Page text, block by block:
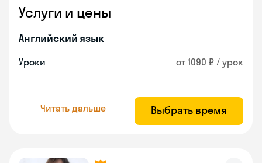
Услуги и цены
Английский язык
Уроки от 1090 ₽ / урок
Читать дальше Выбрать время